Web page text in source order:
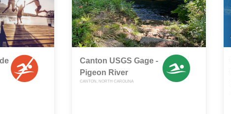
Canton USGS Gage -
Pigeon River
CANTON, NORTH CAROLINA